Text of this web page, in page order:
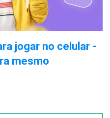
jogar no celular -
mesmo